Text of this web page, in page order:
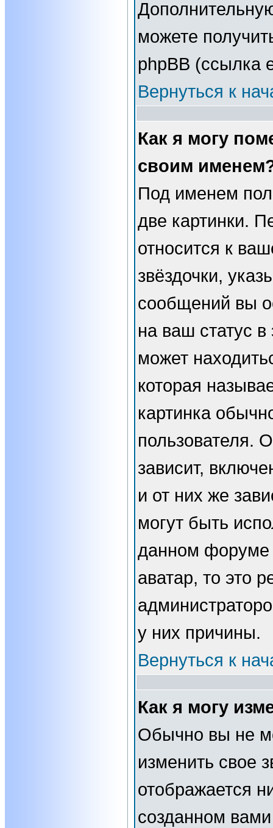
можете
phpBB (ссылка
Вернуться к
Как я могу
своим
Под именем
две картинки.
относится к
звёздочки,
сообщений вы
на ваш статус
может
которая
картинка
пользователя.
зависит,
и от них же
могут быть
данном форуме
аватар, то это
у них причины.
Вернуться к
Как я могу
Обычно вы не
изменить свое
отображается
созданном